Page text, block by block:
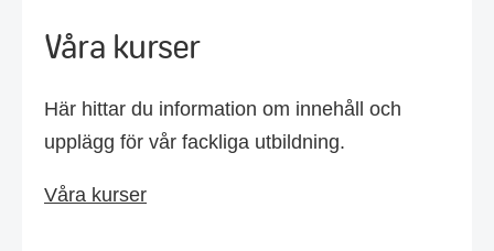
Våra kurser
Här hittar du information om innehåll och
upplägg för vår fackliga utbildning.
Våra kurser